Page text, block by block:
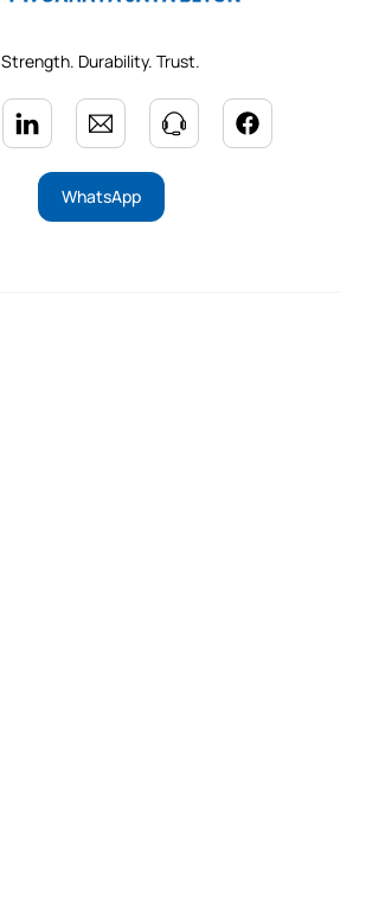
Strength. Durability. Trust.
WhatsApp